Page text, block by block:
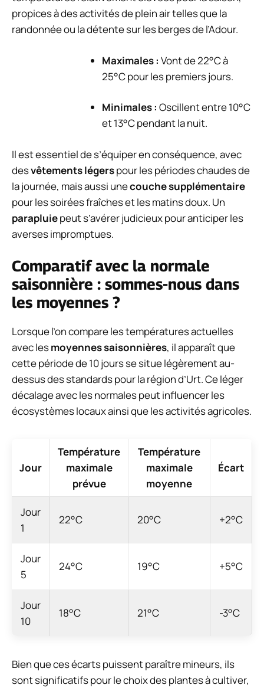
propices à des activités de plein air telles que la
randonnée ou la détente sur les berges de l’Adour.
Maximales : Vont de 22°C à
25°C pour les premiers jours.
Minimales : Oscillent entre 10°C
et 13°C pendant la nuit.
Il est essentiel de s’équiper en conséquence, avec
desvêtements légerspour les périodes chaudes de
la journée, mais aussi unecouche supplémentaire
pour les soirées fraîches et les matins doux. Un
parapluiepeut s’avérer judicieux pour anticiper les
averses impromptues.
Comparatif avec la normale
saisonnière : sommes-nous dans
les moyennes ?
Lorsque l’on compare les températures actuelles
avec lesmoyennes saisonnières, il apparaît que
cette période de 10 jours se situe légèrement au-
dessus des standards pour la région d’Urt. Ce léger
décalage avec les normales peut influencer les
écosystèmes locaux ainsi que les activités agricoles.
Jour
Température
maximale
prévue
Température
maximale
moyenne
Écart
Jour
1
22°C 20°C +2°C
Jour
5
24°C 19°C +5°C
Jour
10
18°C 21°C -3°C
Bien que ces écarts puissent paraître mineurs, ils
sont significatifs pour le choix des plantes à cultiver,